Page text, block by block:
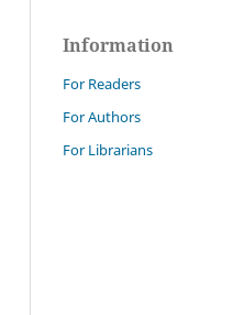
Information
For Readers
For Authors
For Librarians